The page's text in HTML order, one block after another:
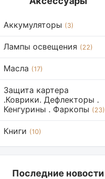
Аккумуляторы (3)
Лампы освещения (22)
Масла (17)
Защита картера
.Коврики. Дефлекторы .
Кенгурины . Фаркопы (23)
Книги (10)
Последние новости